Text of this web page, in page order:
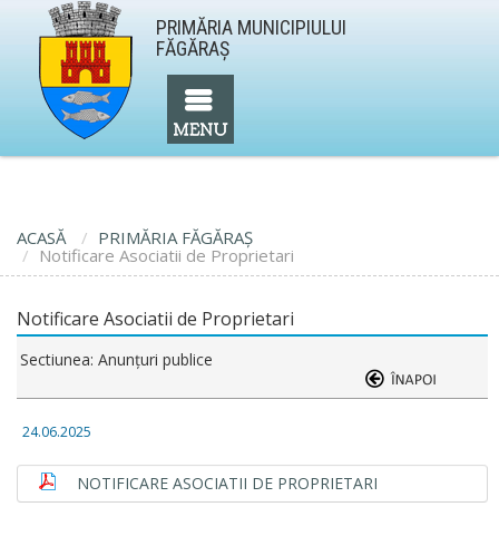
PRIMĂRIA MUNICIPIULUI
FĂGĂRAŞ
ACASĂ
PRIMĂRIA FĂGĂRAŞ
Notificare Asociatii de Proprietari
Notificare Asociatii de Proprietari
Sectiunea: Anunţuri publice
24.06.2025
NOTIFICARE ASOCIATII DE PROPRIETARI